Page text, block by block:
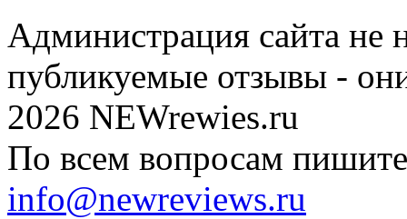
Администрация сайта не
публикуемые отзывы -
2026 NEWrewies.ru
По всем вопросам
info@newreviews.ru